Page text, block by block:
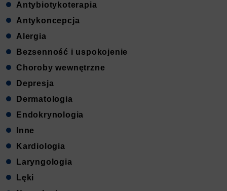
Antybiotykoterapia
Antykoncepcja
Alergia
Bezsenność i uspokojenie
Choroby wewnętrzne
Depresja
Dermatologia
Endokrynologia
Inne
Kardiologia
Laryngologia
Lęki